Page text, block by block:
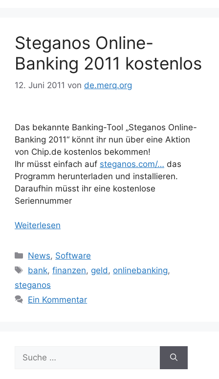
Steganos Online-
Banking 2011 kostenlos
12. Juni 2011 von de.merq.org
Das bekannte Banking-Tool „Steganos Online-
Banking 2011“ könnt ihr nun über eine Aktion
von Chip.de kostenlos bekommen!
Ihr müsst einfach auf steganos.com/… das
Programm herunterladen und installieren.
Daraufhin müsst ihr eine kostenlose
Seriennummer
Weiterlesen
Kategorien
News, Software
Schlagwörter
bank,finanzen, geld, onlinebanking,
steganos
Ein Kommentar
Suche
nach: